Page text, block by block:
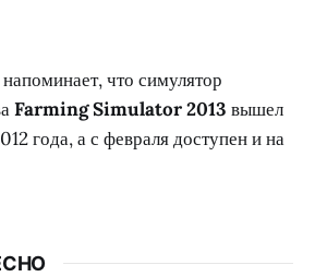
напоминает, что симулятор
Farming Simulator 2013 вышел
года, а с февраля доступен и на